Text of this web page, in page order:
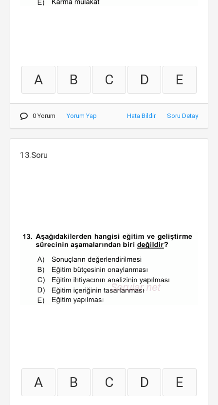
A B C D E
0 Yorum Yorum Yap Hata Bildir Soru Detay
13.Soru
A B C D E